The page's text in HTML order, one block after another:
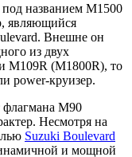
названием M1500
являющийся
Внешне он
из двух
M109R (M1800R), то
power-круизер.
флагмана M90
Несмотря на
Suzuki Boulevard
и мощной